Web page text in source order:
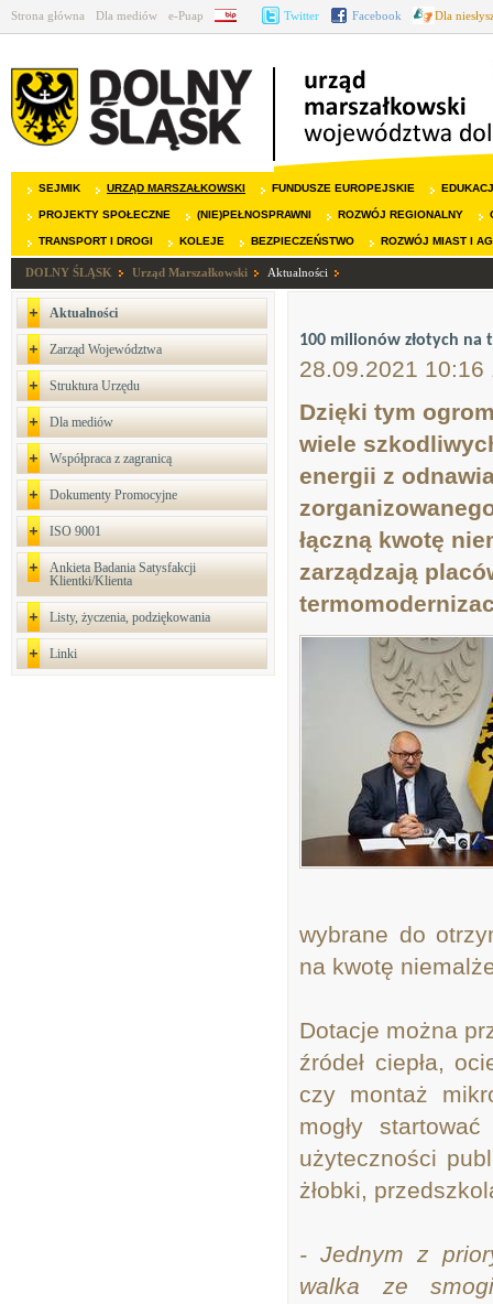
Strona główna Dla mediów e-Puap BIP Twitter Facebook Dla
SEJMIK URZĄD MARSZAŁKOWSKI FUNDUSZE EUROPEJSKIE
PROJEKTY SPOŁECZNE (NIE)PEŁNOSPRAWNI ROZWÓJ REGIONALNY
TRANSPORT I DROGI KOLEJE BEZPIECZEŃSTWO ROZWÓJ MIAST I
DOLNY ŚLĄSK Urząd Marszałkowski Aktualności
Aktualności
Zarząd Województwa
Struktura Urzędu
Dla mediów
Współpraca z zagranicą
Dokumenty Promocyjne
ISO 9001
Ankieta Badania Satysfakcji
Klientki/Klienta
Listy, życzenia, podziękowania
Linki
100 milionów złotych na
28.09.2021 10:16
Dzięki tym
wiele
energii z
łączną kwotę
zarządzają
wybrane do
na kwotę
Dotacje można
źródeł ciepła,
czy montaż
mogły
użyteczności
żłobki,
- Jednym z
walka ze